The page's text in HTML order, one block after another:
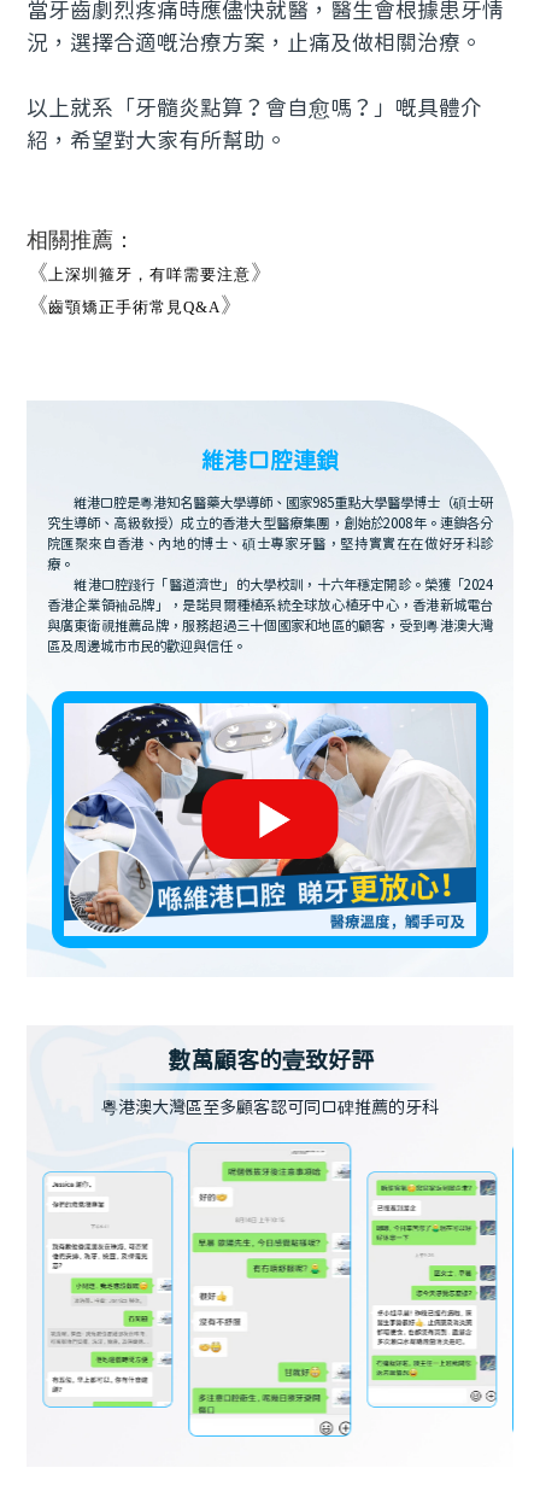
當牙齒劇烈疼痛時應儘快就醫，醫生會根據患牙情
況，選擇合適嘅治療方案，止痛及做相關治療。
以上就系「牙髓炎點算？會自愈嗎？」嘅具體介
紹，希望對大家有所幫助。
相關推薦：
《 上深圳箍牙，有咩需要注意》
《齒顎矯正手術常見Q&A 》
維港口腔連鎖
維港口腔是粵港知名醫藥大學導師、國家985重點大學醫學博士（碩士研
究生導師、高級教授）成立的香港大型醫療集團，創始於2008年。連鎖各分
院匯聚來自香港、內地的博士、碩士專家牙醫，堅持實實在在做好牙科診
療。
維港口腔踐行「醫道濟世」的大學校訓，十六年穩定開診。榮獲「2024
香港企業領袖品牌」，是諾貝爾種植系統全球放心植牙中心，香港新城電台
與廣東衛視推薦品牌，服務超過三十個國家和地區的顧客，受到粵港澳大灣
區及周邊城市市民的歡迎與信任。
數萬顧客的壹致好評
粵港澳大灣區至多顧客認可同口碑推薦的牙科